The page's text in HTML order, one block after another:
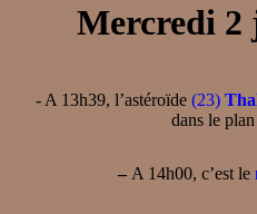
Mercredi 2
- A 13h39, l’astéroïde (23)
dans le
–A 14h00, c’est le